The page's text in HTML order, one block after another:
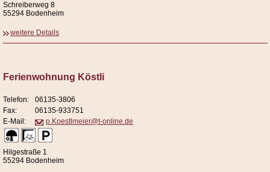
Schreiberweg 8
55294 Bodenheim
weitere Details
Ferienwohnung Köstli
Telefon:
06135-3806
Fax:
06135-933751
E-Mail:
p.Koestlmeier@t-online.de
Hilgestraße 1
55294 Bodenheim